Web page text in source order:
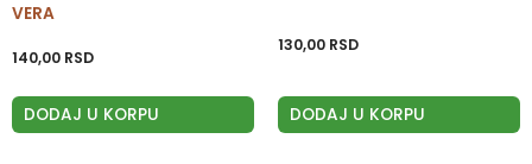
VERA
140,00 RSD
DODAJ U KORPU
130,00 RSD
DODAJ U KORPU